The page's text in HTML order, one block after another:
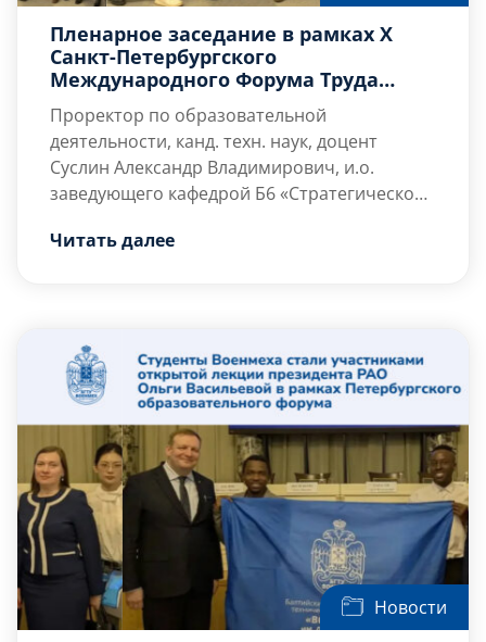
Пленарное заседание в рамках X
Санкт-Петербургского
Международного Форума Труда
«Мир труда 2030-2040»
Проректор по образовательной
деятельности, канд. техн. наук, доцент
Суслин Александр Владимирович, и.о.
заведующего кафедрой Б6 «Стратегическое
предприятиями», канд. психол. наук, доцент
участие в работе пленарного заседания
секции «Кадровые стратегии и кадровая
политика предприятий ОПК в условиях
современных вызовов» в […]
Читать далее
Новости